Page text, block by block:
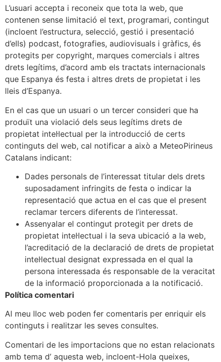
L’usuari accepta i reconeix que tota la web, que
contenen sense limitació el text, programari, contingut
(incloent l’estructura, selecció, gestió i presentació
d’ells) podcast, fotografies, audiovisuals i gràfics, és
protegits per copyright, marques comercials i altres
drets legítims, d’acord amb els tractats internacionals
que Espanya és festa i altres drets de propietat i les
lleis d’Espanya.
En el cas que un usuari o un tercer consideri que ha
produït una violació dels seus legítims drets de
propietat intel·lectual per la introducció de certs
continguts del web, cal notificar a això a MeteoPirineus
Catalans indicant:
Dades personals de l’interessat titular dels drets
suposadament infringits de festa o indicar la
representació que actua en el cas que el present
reclamar tercers diferents de l’interessat.
Assenyalar el contingut protegit per drets de
propietat intel·lectual i la seva ubicació a la web,
l’acreditació de la declaració de drets de propietat
intel·lectual designat expressada en el qual la
persona interessada és responsable de la veracitat
de la informació proporcionada a la notificació.
Política comentari
Al meu lloc web poden fer comentaris per enriquir els
continguts i realitzar les seves consultes.
Comentari de les importacions que no estan relacionats
amb tema d’ aquesta web, incloent-Hola queixes,